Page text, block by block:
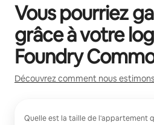
Vous pourriez
grâce à votre
Foundry
Découvrez comment nous
Quelle est la taille de l'appartement